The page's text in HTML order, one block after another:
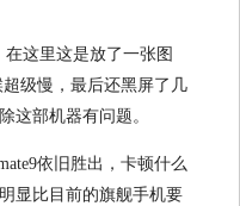
这里这是放了一张图
级慢，最后还黑屏了几
这部机器有问题。
依旧胜出，卡顿什么
显比目前的旗舰手机要